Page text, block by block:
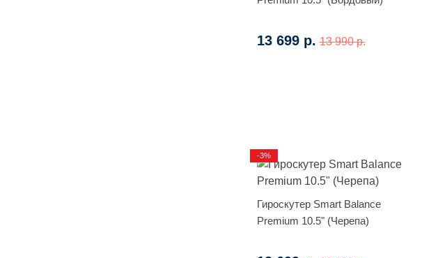
13 699 р. 13 990 р.
Гироскутер Smart Balance
Premium 10.5" (Черепа)
-3%